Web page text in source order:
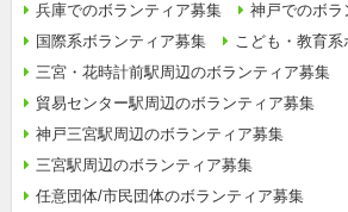
兵庫でのボランティア募集
神戸でのボラ
国際系ボランティア募集
こども・教育
三宮・花時計前駅周辺のボランティア募集
貿易センター駅周辺のボランティア募集
神戸三宮駅周辺のボランティア募集
三宮駅周辺のボランティア募集
任意団体/市民団体のボランティア募集